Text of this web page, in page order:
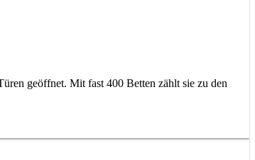
geöffnet. Mit fast 400 Betten zählt sie zu den